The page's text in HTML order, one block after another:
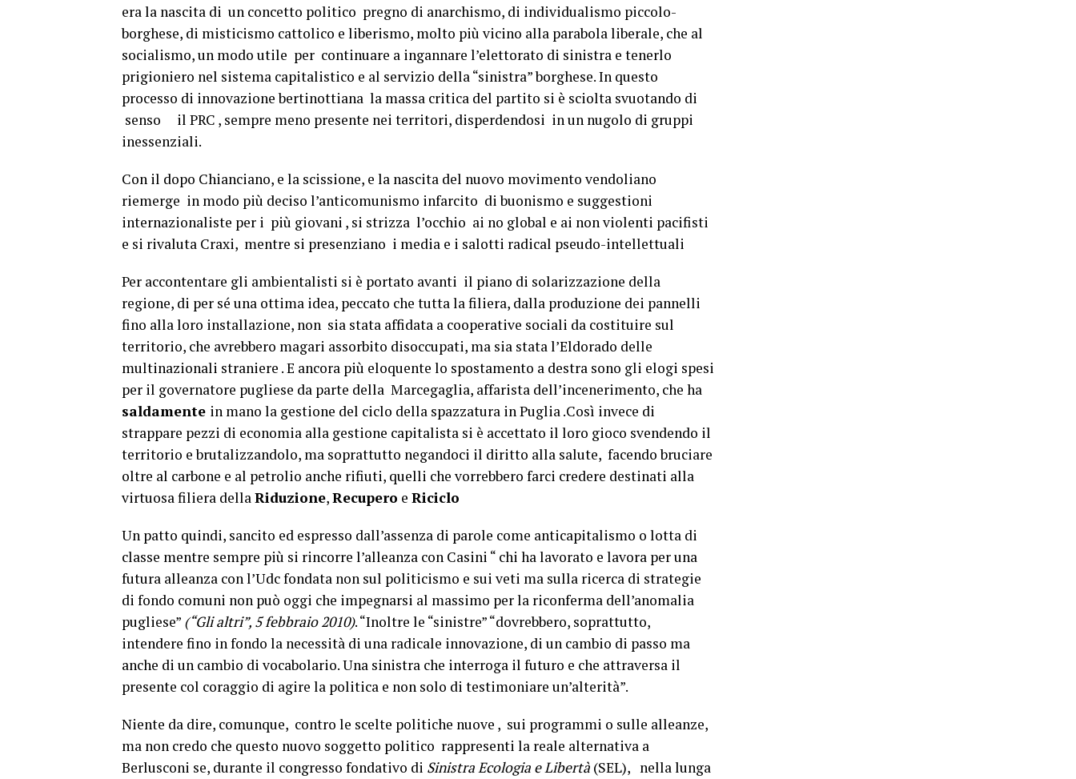
era la nascita di un concetto politico pregno di anarchismo, di individualismo piccolo-
borghese, di misticismo cattolico e liberismo, molto più vicino alla parabola liberale, che al
socialismo, un modo utile per continuare a ingannare l’elettorato di sinistra e tenerlo
prigioniero nel sistema capitalistico e al servizio della “sinistra” borghese. In questo
processo di innovazione bertinottiana la massa critica del partito si è sciolta svuotando di
senso il PRC , sempre meno presente nei territori, disperdendosi in un nugolo di gruppi
inessenziali.
Con il dopo Chianciano, e la scissione, e la nascita del nuovo movimento vendoliano
riemerge in modo più deciso l’anticomunismo infarcito di buonismo e suggestioni
internazionaliste per i più giovani , si strizza l’occhio ai no global e ai non violenti pacifisti
e si rivaluta Craxi, mentre si presenziano i media e i salotti radical pseudo-intellettuali
Per accontentare gli ambientalisti si è portato avanti il piano di solarizzazione della
regione, di per sé una ottima idea, peccato che tutta la filiera, dalla produzione dei pannelli
fino alla loro installazione, non sia stata affidata a cooperative sociali da costituire sul
territorio, che avrebbero magari assorbito disoccupati, ma sia stata l’Eldorado delle
multinazionali straniere . E ancora più eloquente lo spostamento a destra sono gli elogi spesi
per il governatore pugliese da parte della Marcegaglia, affarista dell’incenerimento, che ha
saldamente in mano la gestione del ciclo della spazzatura in Puglia .Così invece di
strappare pezzi di economia alla gestione capitalista si è accettato il loro gioco svendendo il
territorio e brutalizzandolo, ma soprattutto negandoci il diritto alla salute, facendo bruciare
oltre al carbone e al petrolio anche rifiuti, quelli che vorrebbero farci credere destinati alla
virtuosa filiera dellaRiduzione,Recupero e Riciclo
Un patto quindi, sancito ed espresso dall’assenza di parole come anticapitalismo o lotta di
classe mentre sempre più si rincorre l’alleanza con Casini “ chi ha lavorato e lavora per una
futura alleanza con l’Udc fondata non sul politicismo e sui veti ma sulla ricerca di strategie
di fondo comuni non può oggi che impegnarsi al massimo per la riconferma dell’anomalia
pugliese” (“Gli altri”, 5 febbraio 2010). “Inoltre le “sinistre” “dovrebbero, soprattutto,
intendere fino in fondo la necessità di una radicale innovazione, di un cambio di passo ma
anche di un cambio di vocabolario. Una sinistra che interroga il futuro e che attraversa il
presente col coraggio di agire la politica e non solo di testimoniare un’alterità”.
Niente da dire, comunque, contro le scelte politiche nuove , sui programmi o sulle alleanze,
ma non credo che questo nuovo soggetto politico rappresenti la reale alternativa a
Berlusconi se, durante il congresso fondativo di Sinistra Ecologia e Libertà (SEL), nella lunga